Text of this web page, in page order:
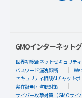
GMOインターネット
世界初総合ネットセキュリテ
パスワード漏洩診断
セキュリティ相談AIチャットボ
実在証明・盗聴対策
サイバー攻撃対策（GMOサイ